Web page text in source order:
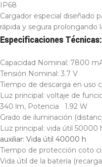
IP68
Cargador especial diseñado
rápida y segura prolongando
Especificaciones Técnicas:
Capacidad Nominal: 7800
Tensión Nominal: 3.7 V
Tiempo de descarga en uso
Luz principal: voltaje de
340 lm, Potencia 1.92 W
Grado de iluminación
Luz principal: vida útil 50000
auxiliar: Vida útil 40000 h
Tiempo de protección coto
Vida útil de la batería